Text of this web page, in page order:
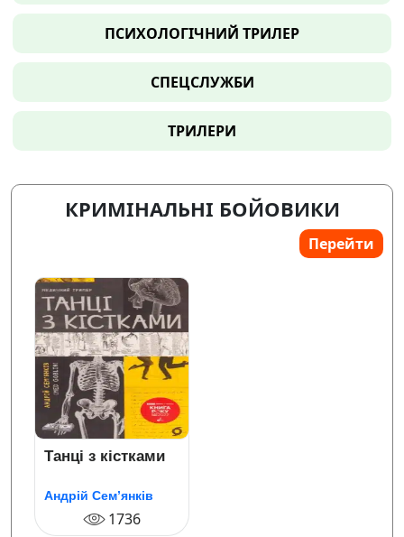
ПСИХОЛОГІЧНИЙ ТРИЛЕР
СПЕЦСЛУЖБИ
ТРИЛЕРИ
КРИМІНАЛЬНІ БОЙОВИКИ
Перейти
Танці з кістками
Андрій Сем’янків
1736